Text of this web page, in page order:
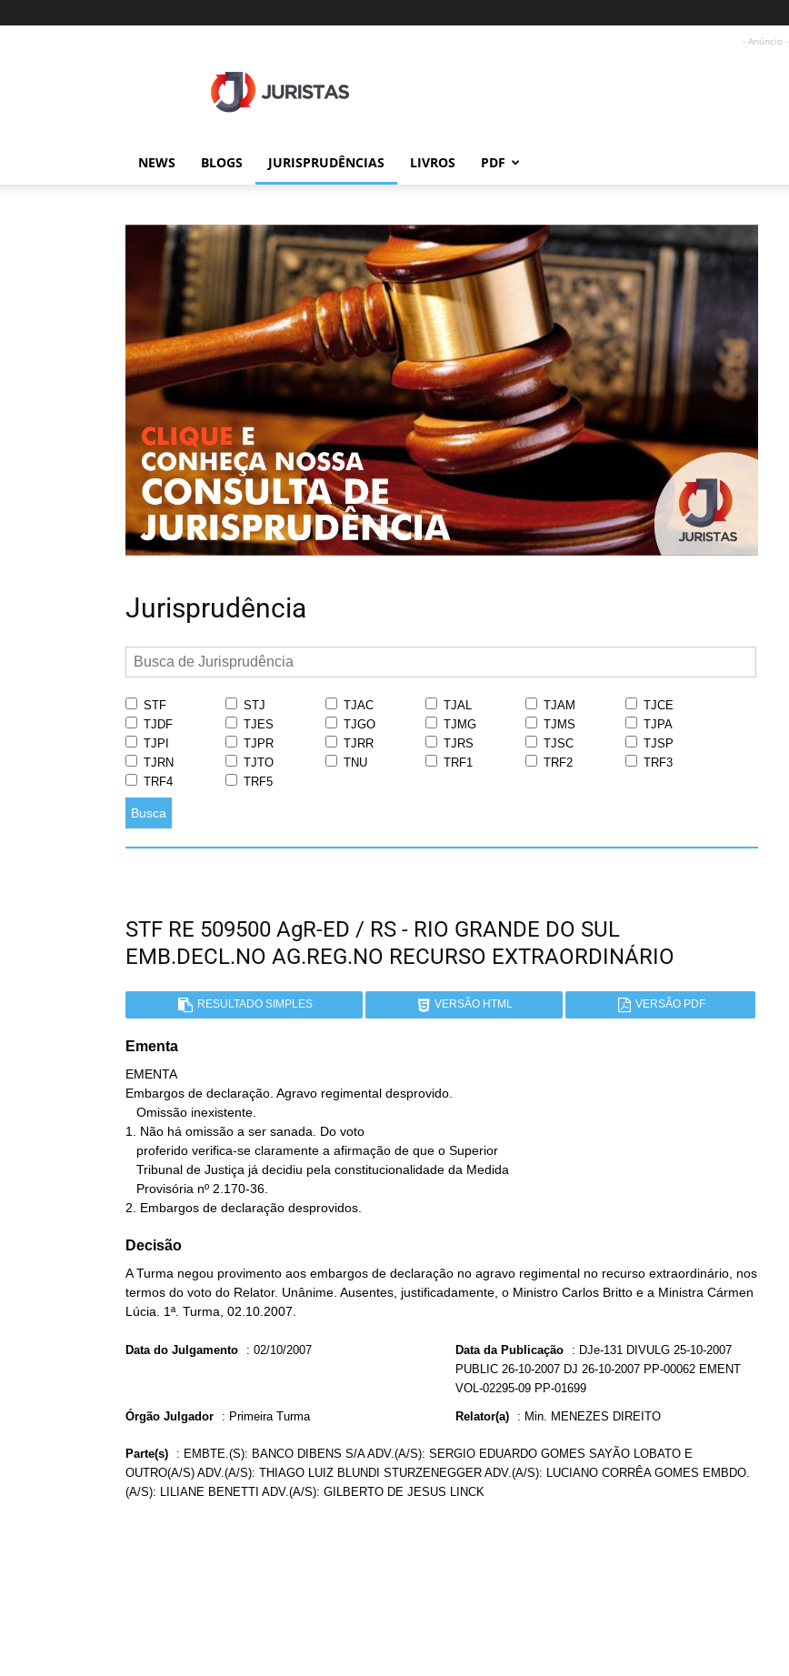
- Anúncio -
NEWS BLOGS JURISPRUDÊNCIAS LIVROS PDF
Jurisprudência
STF STJ TJAC TJAL TJAM
TJCE
TJDF
TJES TJGO TJMG TJMS
TJPA
TJPI
TJPR TJRR TJRS TJSC
TJSP
TJRN
TJTO TNU TRF1 TRF2
TRF3
TRF4
TRF5
Busca
STF RE 509500 AgR-ED / RS - RIO GRANDE DO SUL
EMB.DECL.NO AG.REG.NO RECURSO EXTRAORDINÁRIO
RESULTADO SIMPLES VERSÃO HTML VERSÃO PDF
Ementa
EMENTA
Embargos de declaração. Agravo regimental desprovido.
1. Não há omissão a ser sanada. Do voto
2. Embargos de declaração desprovidos.
Decisão
A Turma negou provimento aos embargos de declaração no agravo regimental no recurso extraordinário, nos
termos do voto do Relator. Unânime. Ausentes, justificadamente, o Ministro Carlos Britto e a Ministra Cármen
Lúcia. 1ª. Turma, 02.10.2007.
Data do Julgamento : 02/10/2007 Data da Publicação : DJe-131 DIVULG 25-10-2007
PUBLIC 26-10-2007 DJ 26-10-2007 PP-00062 EMENT
VOL-02295-09 PP-01699
Órgão Julgador : Primeira Turma Relator(a) : Min. MENEZES DIREITO
Parte(s) : EMBTE.(S): BANCO DIBENS S/A ADV.(A/S): SERGIO EDUARDO GOMES SAYÃO LOBATO E
OUTRO(A/S) ADV.(A/S): THIAGO LUIZ BLUNDI STURZENEGGER ADV.(A/S): LUCIANO CORRÊA GOMES EMBDO.
(A/S): LILIANE BENETTI ADV.(A/S): GILBERTO DE JESUS LINCK